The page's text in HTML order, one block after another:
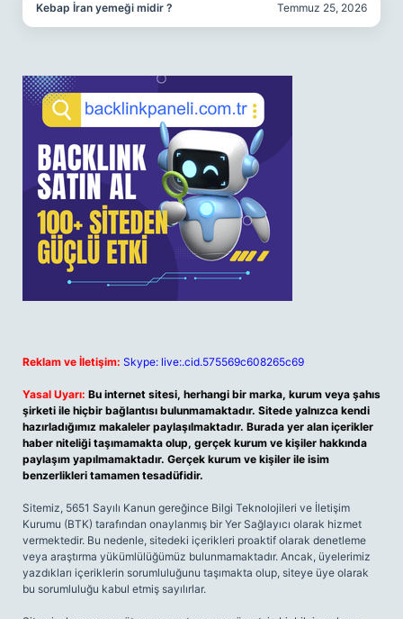
Kebap İran yemeği midir ? Temmuz 25, 2026
Reklam ve İletişim: Skype: live:.cid.575569c608265c69
Yasal Uyarı: Bu internet sitesi, herhangi bir marka, kurum veya şahıs
şirketi ile hiçbir bağlantısı bulunmamaktadır. Sitede yalnızca kendi
hazırladığımız makaleler paylaşılmaktadır. Burada yer alan içerikler
haber niteliği taşımamakta olup, gerçek kurum ve kişiler hakkında
paylaşım yapılmamaktadır. Gerçek kurum ve kişiler ile isim
benzerlikleri tamamen tesadüfidir.
Sitemiz, 5651 Sayılı Kanun gereğince Bilgi Teknolojileri ve İletişim
Kurumu (BTK) tarafından onaylanmış bir Yer Sağlayıcı olarak hizmet
vermektedir. Bu nedenle, sitedeki içerikleri proaktif olarak denetleme
veya araştırma yükümlülüğümüz bulunmamaktadır. Ancak, üyelerimiz
yazdıkları içeriklerin sorumluluğunu taşımakta olup, siteye üye olarak
bu sorumluluğu kabul etmiş sayılırlar.